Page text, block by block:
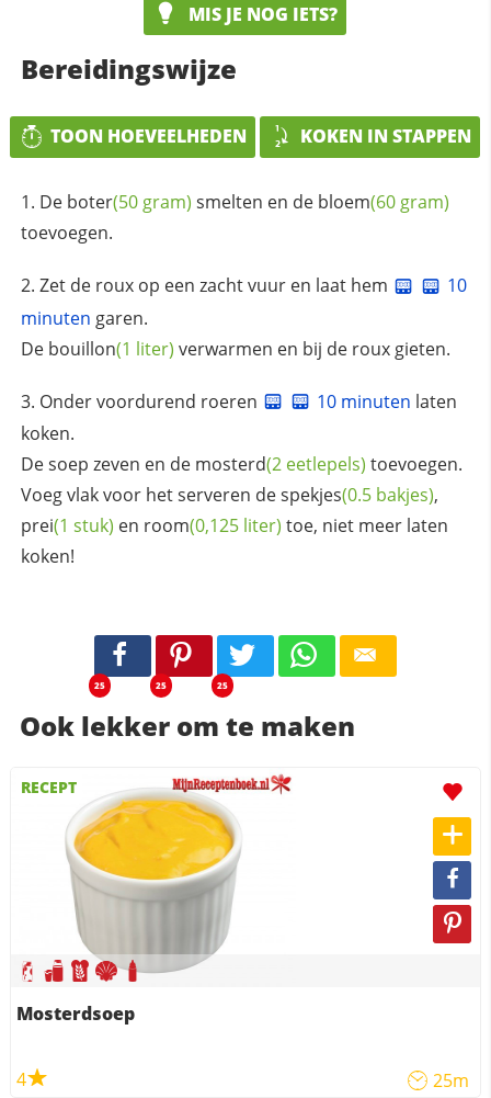
MIS JE NOG IETS?
Bereidingswijze
TOON HOEVEELHEDEN KOKEN IN STAPPEN
De boter(50 gram) smelten en de bloem(60 gram)
toevoegen.
Zet de roux op een zacht vuur en laat hem
10
minuten garen.
De bouillon(1 liter) verwarmen en bij de roux gieten.
Onder voordurend roeren 10 minuten laten
koken.
De soep zeven en de mosterd(2 eetlepels) toevoegen.
Voeg vlak voor het serveren despekjes(0.5 bakjes),
prei(1 stuk) en room(0,125 liter) toe, niet meer laten
koken!
25 25 25
Ook lekker om te maken
RECEPT
Mosterdsoep
4 25m